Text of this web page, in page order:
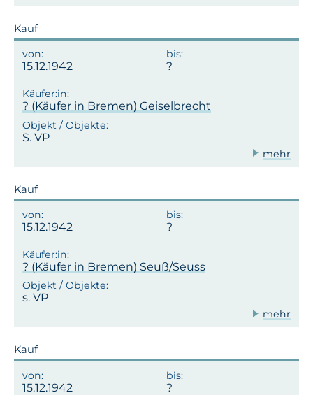
Kauf
15.12.1942
? (Käufer in Bremen) Geiselbrecht
S. VP
mehr
Kauf
15.12.1942
? (Käufer in Bremen) Seuß/Seuss
s. VP
mehr
Kauf
15.12.1942